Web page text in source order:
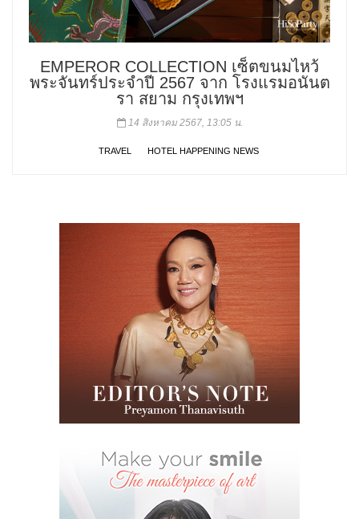
EMPEROR COLLECTION เซ็ตขนมไหว้
พระจันทร์ประจำปี 2567 จาก โรงแรมอนันต
รา สยาม กรุงเทพฯ
14 สิงหาคม 2567, 13:05 น.
TRAVEL HOTEL HAPPENING NEWS